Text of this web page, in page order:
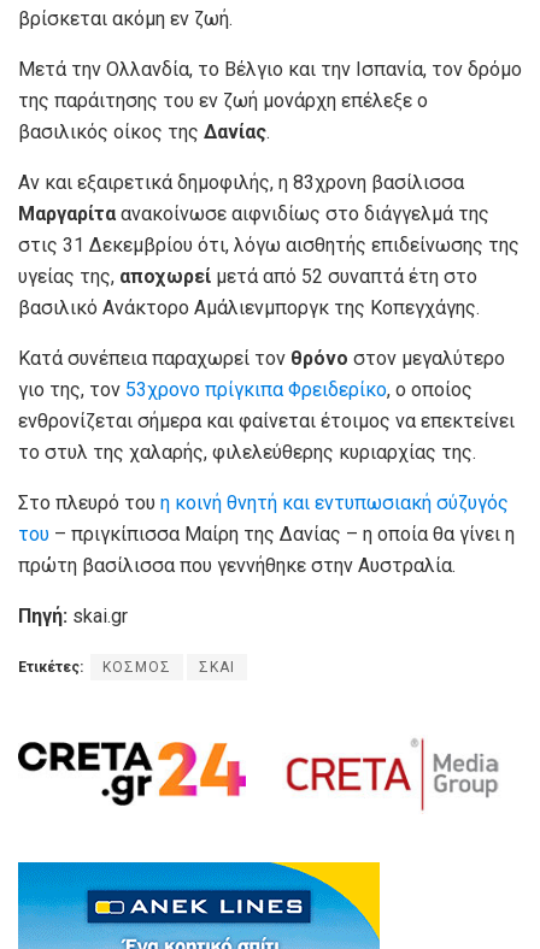
βρίσκεται ακόμη εν ζωή.
Μετά την Ολλανδία, το Βέλγιo και την Ισπανία, τον δρόμο
της παράιτησης του εν ζωή μονάρχη επέλεξε ο
βασιλικός οίκος της Δανίας.
Αν και εξαιρετικά δημοφιλής, η 83χρονη βασίλισσα
Μαργαρίτα ανακοίνωσε αιφνιδίως στο διάγγελμά της
στις 31 Δεκεμβρίου ότι, λόγω αισθητής επιδείνωσης της
υγείας της, αποχωρεί μετά από 52 συναπτά έτη στο
βασιλικό Ανάκτορο Αμάλιενμποργκ της Κοπεγχάγης.
Κατά συνέπεια παραχωρεί τον θρόνο στον μεγαλύτερο
γιο της, τον 53χρονο πρίγκιπα Φρειδερίκο, ο οποίος
ενθρονίζεται σήμερα και φαίνεται έτοιμος να επεκτείνει
το στυλ της χαλαρής, φιλελεύθερης κυριαρχίας της.
Στο πλευρό του η κοινή θνητή και εντυπωσιακή σύζυγός
του – πριγκίπισσα Μαίρη της Δανίας – η οποία θα γίνει η
πρώτη βασίλισσα που γεννήθηκε στην Αυστραλία.
Πηγή: skai.gr
Ετικέτες: ΚΟΣΜΟΣ ΣΚΑΙ